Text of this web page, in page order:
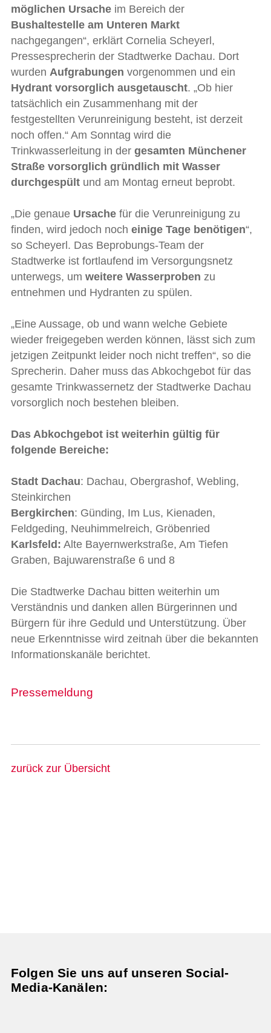
möglichen Ursacheim Bereich der
Bushaltestelle am Unteren Markt
nachgegangen“, erklärt Cornelia Scheyerl,
Pressesprecherin der Stadtwerke Dachau. Dort
wurden Aufgrabungen vorgenommen und ein
Hydrant vorsorglich ausgetauscht. „Ob hier
tatsächlich ein Zusammenhang mit der
festgestellten Verunreinigung besteht, ist derzeit
noch offen.“ Am Sonntag wird die
Trinkwasserleitung in der gesamten Münchener
Straße vorsorglich gründlich mit Wasser
durchgespültund am Montag erneut beprobt.
„Die genaue Ursachefür die Verunreinigung zu
finden, wird jedoch noch einige Tage benötigen“,
so Scheyerl. Das Beprobungs-Team der
Stadtwerke ist fortlaufend im Versorgungsnetz
unterwegs, um weitere Wasserproben zu
entnehmen und Hydranten zu spülen.
„Eine Aussage, ob und wann welche Gebiete
wieder freigegeben werden können, lässt sich zum
jetzigen Zeitpunkt leider noch nicht treffen“, so die
Sprecherin. Daher muss das Abkochgebot für das
gesamte Trinkwassernetz der Stadtwerke Dachau
vorsorglich noch bestehen bleiben.
Das Abkochgebot ist weiterhin gültig für
folgende Bereiche:
Stadt Dachau: Dachau, Obergrashof, Webling,
Steinkirchen
Bergkirchen: Günding, Im Lus, Kienaden,
Feldgeding, Neuhimmelreich, Gröbenried
Karlsfeld: Alte Bayernwerkstraße, Am Tiefen
Graben, Bajuwarenstraße 6 und 8
Die Stadtwerke Dachau bitten weiterhin um
Verständnis und danken allen Bürgerinnen und
Bürgern für ihre Geduld und Unterstützung. Über
neue Erkenntnisse wird zeitnah über die bekannten
Informationskanäle berichtet.
Pressemeldung
zurück zur Übersicht
Folgen Sie uns auf unseren Social-
Media-Kanälen: